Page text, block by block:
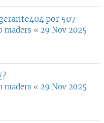
por 507
maders « 29 Nov 2025
maders « 29 Nov 2025